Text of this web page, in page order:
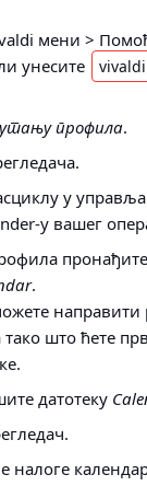
мени >
унесите
профила.
у
у вашег
.
направити
тако што ћете
датотеку
налоге